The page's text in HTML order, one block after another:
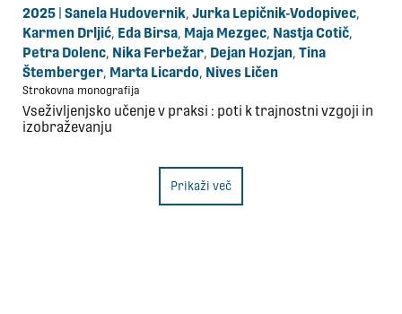
2025 Sanela Hudovernik, Jurka Lepičnik-Vodopivec,
Karmen Drljić, Eda Birsa, Maja Mezgec, Nastja Cotič,
Petra Dolenc, Nika Ferbežar, Dejan Hozjan, Tina
Štemberger, Marta Licardo, Nives Ličen
Strokovna monografija
Vseživljenjsko učenje v praksi : poti k trajnostni vzgoji in
izobraževanju
Prikaži več